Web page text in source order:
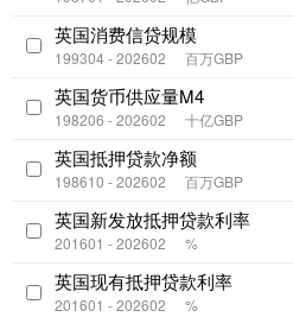
英国消费信贷规模
199304 - 202602 百万GBP
英国货币供应量M4
198206 - 202602 十亿GBP
英国抵押贷款净额
198610 - 202602 百万GBP
英国新发放抵押贷款利率
201601 - 202602 %
英国现有抵押贷款利率
201601 - 202602 %